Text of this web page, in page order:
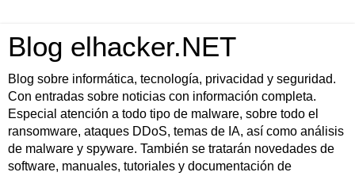
Blog elhacker.NET
Blog sobre informática, tecnología, privacidad y seguridad.
Con entradas sobre noticias con información completa.
Especial atención a todo tipo de malware, sobre todo el
ransomware, ataques DDoS, temas de IA, así como análisis
de malware y spyware. También se tratarán novedades de
software, manuales, tutoriales y documentación de